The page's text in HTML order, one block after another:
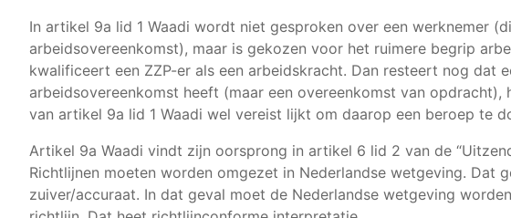
In artikel 9a lid 1 Waadi wordt niet gesproken over een werknemer
arbeidsovereenkomst), maar is gekozen voor het ruimere begrip
kwalificeert een ZZP-er als een arbeidskracht. Dan resteert nog dat
arbeidsovereenkomst heeft (maar een overeenkomst van
van artikel 9a lid 1 Waadi wel vereist lijkt om daarop een beroep te
Artikel 9a Waadi vindt zijn oorsprong in artikel 6 lid 2 van de
Richtlijnen moeten worden omgezet in Nederlandse wetgeving. Dat
zuiver/accuraat. In dat geval moet de Nederlandse wetgeving